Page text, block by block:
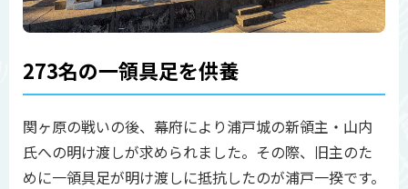
273名の一領具足を供養
関ヶ原の戦いの後、幕府により浦戸城の新領主・山内
氏への明け渡しが求められました。その際、旧主のた
めに一領具足が明け渡しに抵抗したのが浦戸一揆です。